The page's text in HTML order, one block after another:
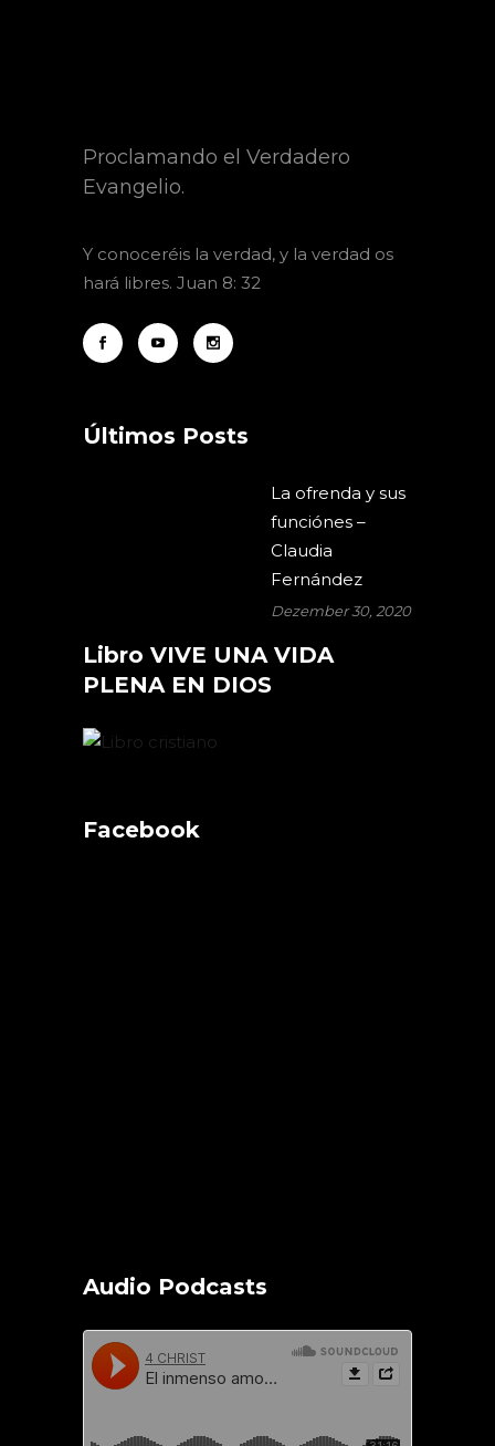
Proclamando el Verdadero
Evangelio.
Y conoceréis la verdad, y la verdad os
hará libres. Juan 8: 32
Últimos Posts
La ofrenda y sus
funciónes –
Claudia
Fernández
Dezember 30, 2020
Libro VIVE UNA VIDA
PLENA EN DIOS
Facebook
Audio Podcasts